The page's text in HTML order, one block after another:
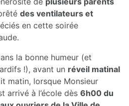
des ventilateurs et
en cette soirée
la bonne humeur (et
!), avant un réveil matinal
matin, lorsque Monsieur
arrivé à l’école dès 6h00 du